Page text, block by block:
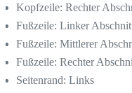
Kopfzeile: Rechter
Fußzeile: Linker
Fußzeile: Mittlerer
Fußzeile: Rechter
Seitenrand: Links